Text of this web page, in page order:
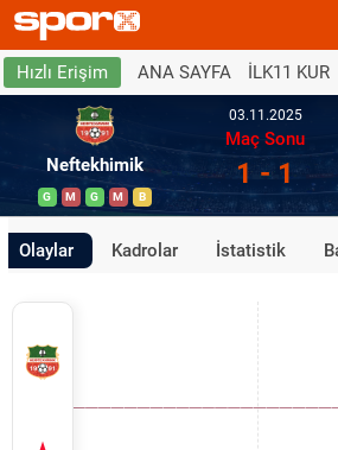
Hızlı Erişim ANA SAYFA İLK11 KUR
Neftekhimik
G M G M B
03.11.2025
Maç Sonu
1 - 1
Olaylar Kadrolar İstatistik